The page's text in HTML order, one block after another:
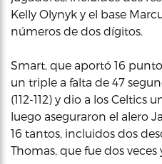
Kelly Olynyk y el base
números de dos dígitos.
Smart, que aportó 16
un triple a falta de 47
(112-112) y dio a los Celtics
luego aseguraron el alero
16 tantos, incluidos dos
Thomas, que fue dos